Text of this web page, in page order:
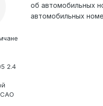
2.4
об автомобильных
автомобильных